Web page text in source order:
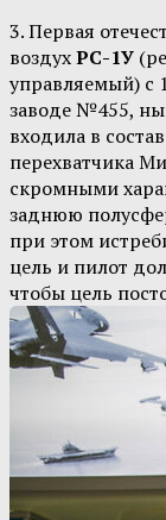
3. Первая
воздухРС-1У
управляемый) с
заводе №455,
входила в
перехватчика
скромными
заднюю
при этом
цель и пилот
чтобы цель